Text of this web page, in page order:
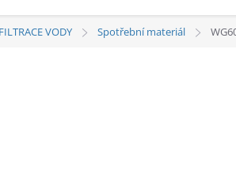
FILTRACE VODY Spotřební materiál